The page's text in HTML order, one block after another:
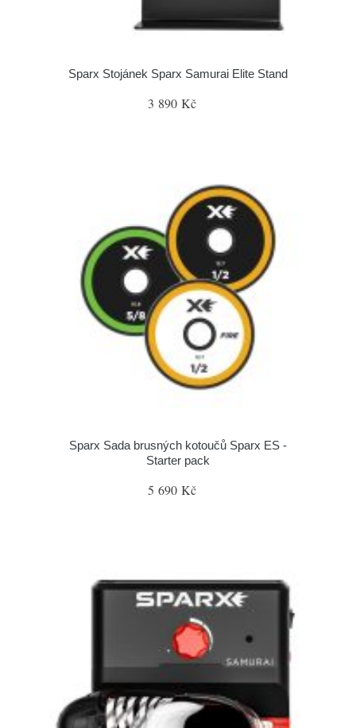
Sparx Stojánek Sparx Samurai Elite Stand
3 890 Kč
Sparx Sada brusných kotoučů Sparx ES -
Starter pack
5 690 Kč